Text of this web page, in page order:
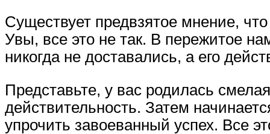
Существует предвзятое мнение,
Увы, все это не так. В пережитое
никогда не доставались, а его
Представьте, у вас родилась
действительность. Затем
упрочить завоеванный успех. Все